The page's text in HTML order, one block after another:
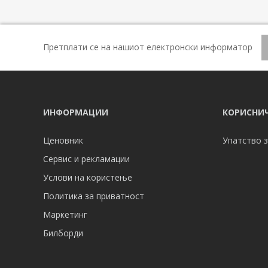
Претплати се на нашиот електронски информатор
ИНФОРМАЦИИ
Ценовник
Сервис и рекламации
Услови на користење
Политика за приватност
Маркетинг
Билборди
Упатство